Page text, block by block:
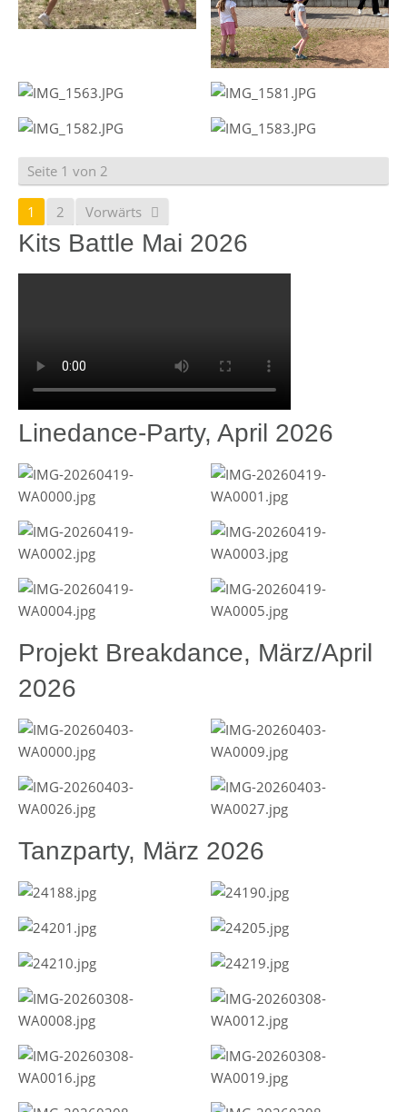
Seite 1 von 2
1 2 Vorwärts
Kits Battle Mai 2026
Linedance-Party, April 2026
Projekt Breakdance, März/April
2026
Tanzparty, März 2026